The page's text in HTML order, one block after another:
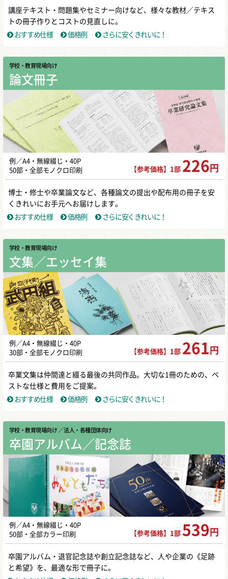
講座テキスト・問題集やセミナー向けなど、様々な教材／テキス
トの冊子作りとコストの見直しに。
おすすめ仕様
価格例 さらに安くきれいに！
学校・教育現場向け
論文冊子
例／A4・無線綴じ・40P
50部・全部モノクロ印刷
【参考価格】1部 226 円
博士・修士や卒業論文など、各種論文の提出や配布用の冊子を安
くきれいにお手元へお届けします。
おすすめ仕様
価格例 さらに安くきれいに！
学校・教育現場向け
文集／エッセイ集
例／A4・無線綴じ・40P
30部・全部モノクロ印刷
【参考価格】1部 261 円
卒業文集は仲間達と綴る最後の共同作品。大切な1冊のための、ベ
ストな仕様と費用をご提案。
おすすめ仕様
価格例 さらに安くきれいに！
学校・教育現場向け ／ 法人・各種団体向け
卒園アルバム／記念誌
例／A4・無線綴じ・40P
50部・全部カラー印刷
【参考価格】1部 539 円
卒園アルバム・退官記念誌や創立記念誌など、人や企業の《足跡
と希望》を、最適な形で冊子に。